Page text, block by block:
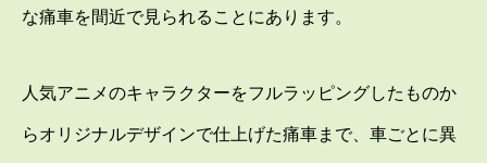
な痛車を間近で見られることにあります。
人気アニメのキャラクターをフルラッピングしたものか
らオリジナルデザインで仕上げた痛車まで、車ごとに異